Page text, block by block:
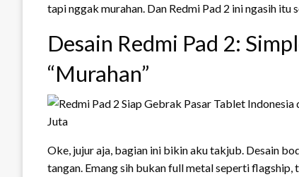
tapi nggak murahan. Dan Redmi Pad 2 ini ngasih itu
Desain Redmi Pad 2:
“Murahan”
Oke, jujur aja, bagian ini bikin aku takjub. Desain
tangan. Emang sih bukan full metal seperti